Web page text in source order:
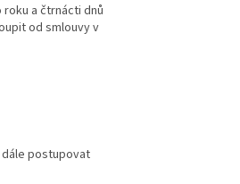
a čtrnácti dnů
od smlouvy v
dále postupovat